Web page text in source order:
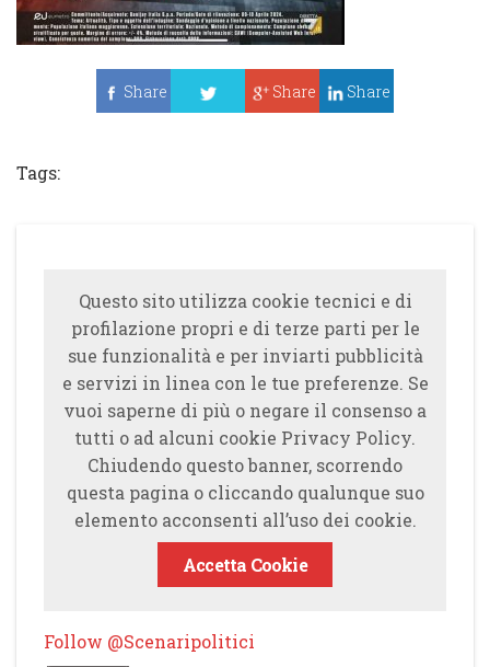
Share
Share Share
Tags:
Questo sito utilizza cookie tecnici e di
profilazione propri e di terze parti per le
sue funzionalità e per inviarti pubblicità
e servizi in linea con le tue preferenze. Se
vuoi saperne di più o negare il consenso a
tutti o ad alcuni cookie Privacy Policy.
Chiudendo questo banner, scorrendo
questa pagina o cliccando qualunque suo
elemento acconsenti all’uso dei cookie.
Accetta Cookie
Follow @Scenaripolitici